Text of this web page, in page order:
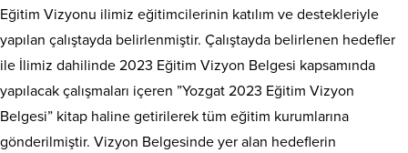
Eğitim Vizyonu ilimiz eğitimcilerinin katılım ve destekleriyle
yapılan çalıştayda belirlenmiştir. Çalıştayda belirlenen hedefler
ile İlimiz dahilinde 2023 Eğitim Vizyon Belgesi kapsamında
yapılacak çalışmaları içeren ”Yozgat 2023 Eğitim Vizyon
Belgesi” kitap haline getirilerek tüm eğitim kurumlarına
gönderilmiştir. Vizyon Belgesinde yer alan hedeflerin